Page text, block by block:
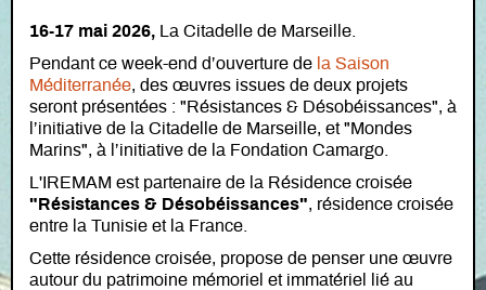
16-17 mai 2026, La Citadelle de Marseille.
Pendant ce week-end d’ouverture de la Saison
Méditerranée, des œuvres issues de deux projets
seront présentées : "Résistances & Désobéissances", à
l’initiative de la Citadelle de Marseille, et "Mondes
Marins", à l’initiative de la Fondation Camargo.
L'IREMAM est partenaire de la Résidence croisée
"Résistances & Désobéissances", résidence croisée
entre la Tunisie et la France.
Cette résidence croisée, propose de penser une œuvre
autour du patrimoine mémoriel et immatériel lié au